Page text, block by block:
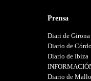
Prensa
Diari de Girona
Diario de
Diario de Ibiza
Diario de